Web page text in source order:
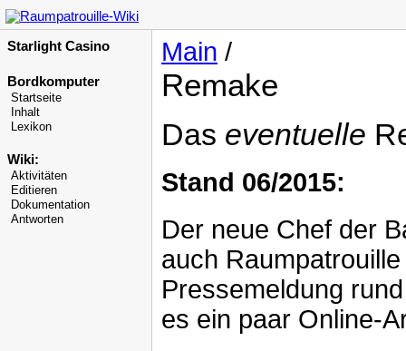
Starlight Casino
Bordkomputer
Startseite
Inhalt
Lexikon
Wiki:
Aktivitäten
Editieren
Dokumentation
Antworten
Main /
Remake
Das eventuelle
Stand 06/2015:
Der neue Chef der
auch
Pressemeldung
es ein paar Online-